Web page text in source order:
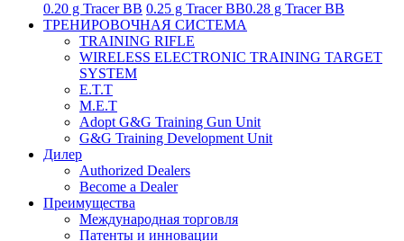
0.20 g Tracer BB 0.25 g Tracer BB0.28 g Tracer BB
ТРЕНИРОВОЧНАЯ СИСТЕМА
TRAINING RIFLE
WIRELESS ELECTRONIC TRAINING TARGET
SYSTEM
E.T.T
M.E.T
Adopt G&G Training Gun Unit
G&G Training Development Unit
Дилер
Authorized Dealers
Become a Dealer
Преимущества
Международная торговля
Патенты и инновации